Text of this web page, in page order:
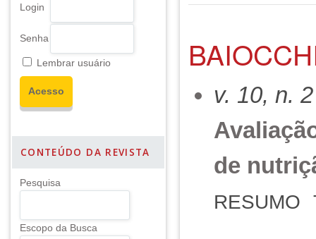
Login
Senha
Lembrar usuário
CONTEÚDO DA REVISTA
Pesquisa
Escopo da Busca
v. 10, n.
de
RESUMO